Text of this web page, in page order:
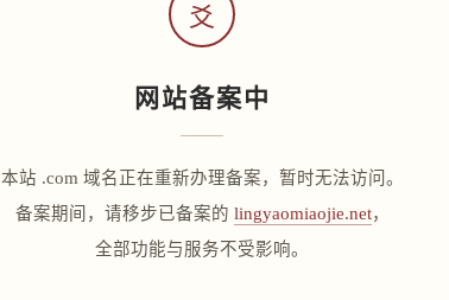
爻
网站备案中
本站 .com 域名正在重新办理备案，暂时无法访问。
备案期间，请移步已备案的 lingyaomiaojie.net，
全部功能与服务不受影响。